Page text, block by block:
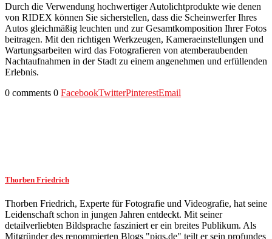
Durch die Verwendung hochwertiger Autolichtprodukte wie denen
von RIDEX können Sie sicherstellen, dass die Scheinwerfer Ihres
Autos gleichmäßig leuchten und zur Gesamtkomposition Ihrer Fotos
beitragen. Mit den richtigen Werkzeugen, Kameraeinstellungen und
Wartungsarbeiten wird das Fotografieren von atemberaubenden
Nachtaufnahmen in der Stadt zu einem angenehmen und erfüllenden
Erlebnis.
0 comments 0 FacebookTwitterPinterestEmail
Thorben Friedrich
Thorben Friedrich, Experte für Fotografie und Videografie, hat seine
Leidenschaft schon in jungen Jahren entdeckt. Mit seiner
detailverliebten Bildsprache fasziniert er ein breites Publikum. Als
Mitgründer des renommierten Blogs "piqs.de" teilt er sein profundes